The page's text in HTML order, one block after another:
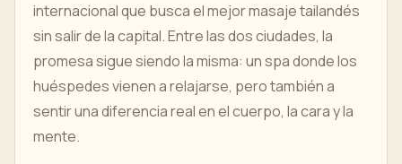
internacional que busca el mejor masaje tailandés
sin salir de la capital. Entre las dos ciudades, la
promesa sigue siendo la misma: un spa donde los
huéspedes vienen a relajarse, pero también a
sentir una diferencia real en el cuerpo, la cara y la
mente.